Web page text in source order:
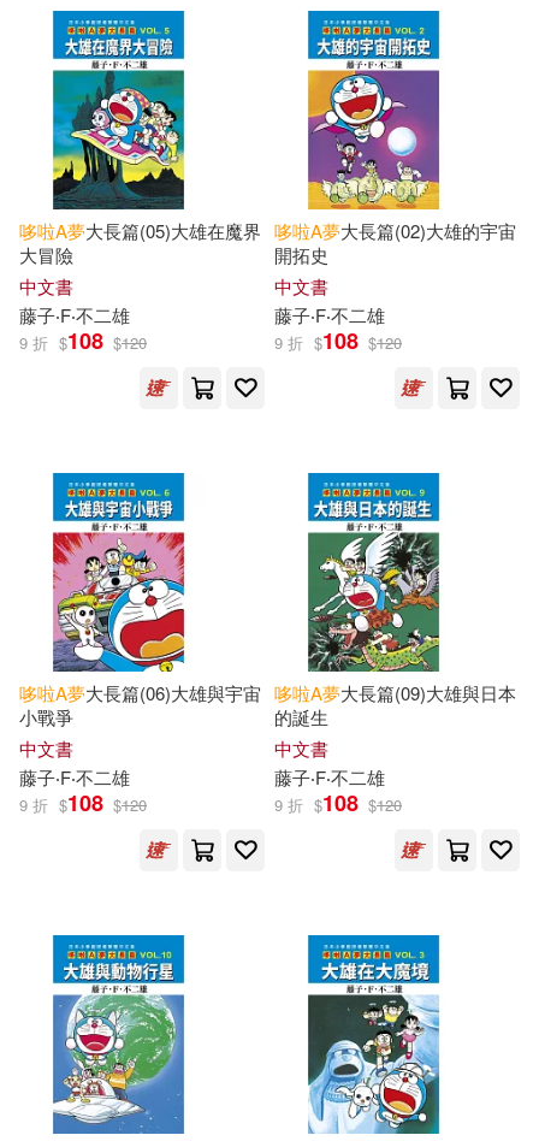
（日）藤子·F.不二雄(10)
漫畫／藤子‧F‧不二雄(9)
管家琪(8)
藤子・Ｆ・不二雄(8)
基礎早教編寫組(7)
星星文化編繪(6)
編撰／日本小學館(6)
星星文化(5) 田中道明(5)
藤子・F・不二雄(5)
(日)藤子.F.不二雄(4)
[日]小林敢治郎(4)
[日]藤子·F.不二雄(4)
吉美幼兒早教研發組(4)
岡田康則(4)
大連理工大學出版社(10)
フェアリー(8) 三采(8)
上人(8) 大好文化企業社(8)
長春出版社(8) 台聖(7)
小奇兵(6) 希伯崙(6)
車庫娛樂(6) Universal(5)
二十一世紀出版社(3)
吉林攝影出版社(3) 好頭腦(3)
小學館集英社プロダクション(3)
遠見天下(3)
Linfair Records Limited(2)
大風文創(2)
接力出版社(2) 方言文化(2)
爆笑文化傳播有限公司(2)
可海外宅配(1014)
可港澳店取(869)
可新加坡店取(864)
可菲律賓店取(872)
電子書 (可複選)
適合手機平板閱讀(7)
適合平板閱讀(182)
免費電子書(2)
現在可購買商品(774)
作者/演唱/譯/編/繪(4)
價格
範圍
哆啦A夢大長篇(05)大雄在魔界
大冒險
中文書
藤子‧F‧不二雄
9 折 $108 $120
哆啦A夢大長篇(02)大雄的宇宙
開拓史
中文書
藤子‧F‧不二雄
9 折 $108 $120
哆啦A夢大長篇(06)大雄與宇宙
小戰爭
中文書
藤子‧F‧不二雄
9 折 $108 $120
哆啦A夢大長篇(09)大雄與日本
的誕生
中文書
藤子‧F‧不二雄
9 折 $108 $120